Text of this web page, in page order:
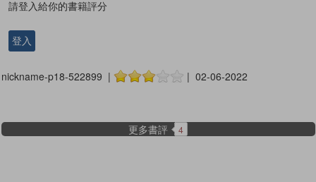
請登入給你的書籍評分
登入
nickname-p18-522899 | | 02-06-2022
更多書評 4